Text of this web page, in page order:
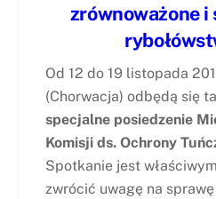
zrównoważone
Od 12 do 19 listopada
(Chorwacja) odbędą się
specjalne posiedzenie
Komisji ds. Ochrony
Spotkanie jest
zwrócić uwagę na